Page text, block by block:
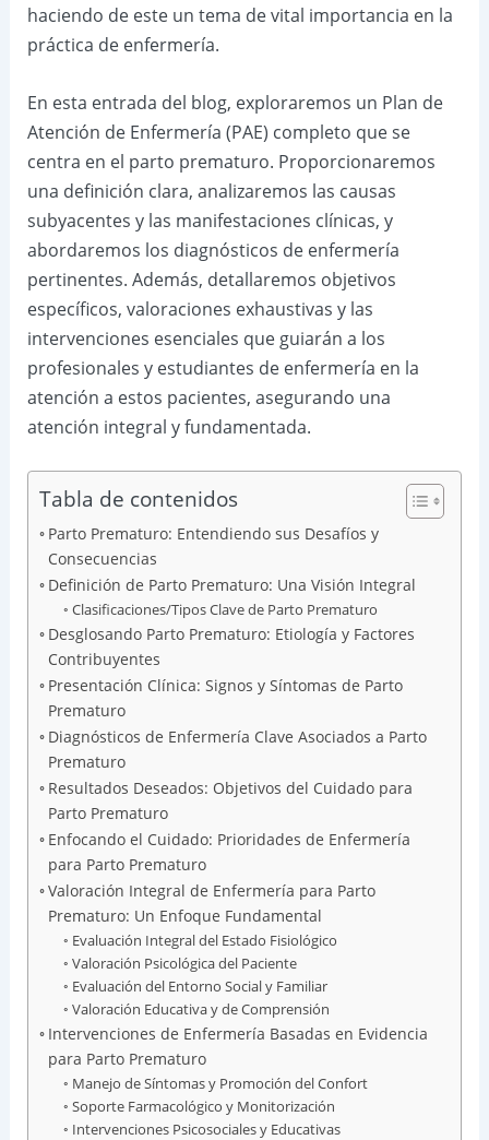
haciendo de este un tema de vital importancia en la
práctica de enfermería.
En esta entrada del blog, exploraremos un Plan de
Atención de Enfermería (PAE) completo que se
centra en el parto prematuro. Proporcionaremos
una definición clara, analizaremos las causas
subyacentes y las manifestaciones clínicas, y
abordaremos los diagnósticos de enfermería
pertinentes. Además, detallaremos objetivos
específicos, valoraciones exhaustivas y las
intervenciones esenciales que guiarán a los
profesionales y estudiantes de enfermería en la
atención a estos pacientes, asegurando una
atención integral y fundamentada.
Tabla de contenidos
Parto Prematuro: Entendiendo sus Desafíos y
Consecuencias
Definición de Parto Prematuro: Una Visión Integral
Clasificaciones/Tipos Clave de Parto Prematuro
Desglosando Parto Prematuro: Etiología y Factores
Contribuyentes
Presentación Clínica: Signos y Síntomas de Parto
Prematuro
Diagnósticos de Enfermería Clave Asociados a Parto
Prematuro
Resultados Deseados: Objetivos del Cuidado para
Parto Prematuro
Enfocando el Cuidado: Prioridades de Enfermería
para Parto Prematuro
Valoración Integral de Enfermería para Parto
Prematuro: Un Enfoque Fundamental
Evaluación Integral del Estado Fisiológico
Valoración Psicológica del Paciente
Evaluación del Entorno Social y Familiar
Valoración Educativa y de Comprensión
Intervenciones de Enfermería Basadas en Evidencia
para Parto Prematuro
Manejo de Síntomas y Promoción del Confort
Soporte Farmacológico y Monitorización
Intervenciones Psicosociales y Educativas